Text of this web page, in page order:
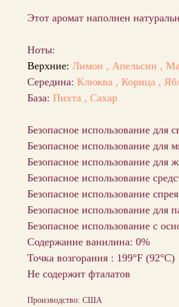
Этот аромат наполнен
Ноты:
Верхние: Лимон , Апельсин ,
Середина: Клюква , Корица ,
База: Пихта , Сахар
Безопасное использование для
Безопасное использование для
Безопасное использование для
Безопасное использование
Безопасное использование
Безопасное использование для
Безопасное использование с
Содержание ванилина: 0%
Точка возгорания : 199°F (92°С)
Не содержит фталатов
Производство: США